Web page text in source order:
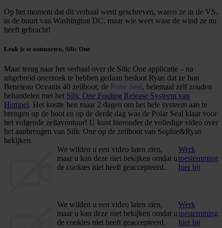
Op het moment dat dit verhaal werd geschreven, waren ze in de VS,
in de buurt van Washington DC, maar wie weet waar de wind ze nu
heeft gebracht!
Leuk je te ontmoeten, Silic One
Maar terug naar het verhaal over de Silic One applicatie – na
uitgebreid onerzoek te hebben gedaan besloot Ryan dat ze hun
Beneteau Oceanis 40 zeilboot, de Polar Seal, helemaal zelf zouden
behandelen met het Silic One Fouling Release Systeem van
Hempel. Het kostte hen maar 2 dagen om het hele systeem aan te
brengen op de boot en op de derde dag was de Polar Seal klaar voor
het volgende zeilavontuur! U kunt hieronder de volledige video over
het aanbrengen van Silic One op de zeilboot van Sophie&Ryan
bekijken.
We wilden u een video laten zien,
maar u kan deze niet bekijken omdat u
de cookies niet heeft geaccepteerd.
Werk
toestemming
hier bij
We wilden u een video laten zien,
maar u kan deze niet bekijken omdat u
de cookies niet heeft geaccepteerd.
Werk
toestemming
hier bij